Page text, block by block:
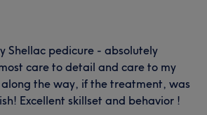
Shellac pedicure - absolutely
care to detail and care to my
along the way, if the treatment, was
Excellent skillset and behavior !